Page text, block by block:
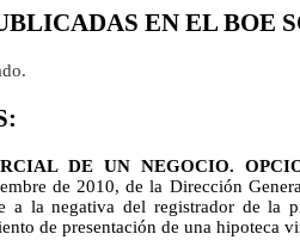
EN EL BOE
DE UN NEGOCIO.
de 2010, de la Dirección
a la negativa del registrador de la
de presentación de una hipoteca